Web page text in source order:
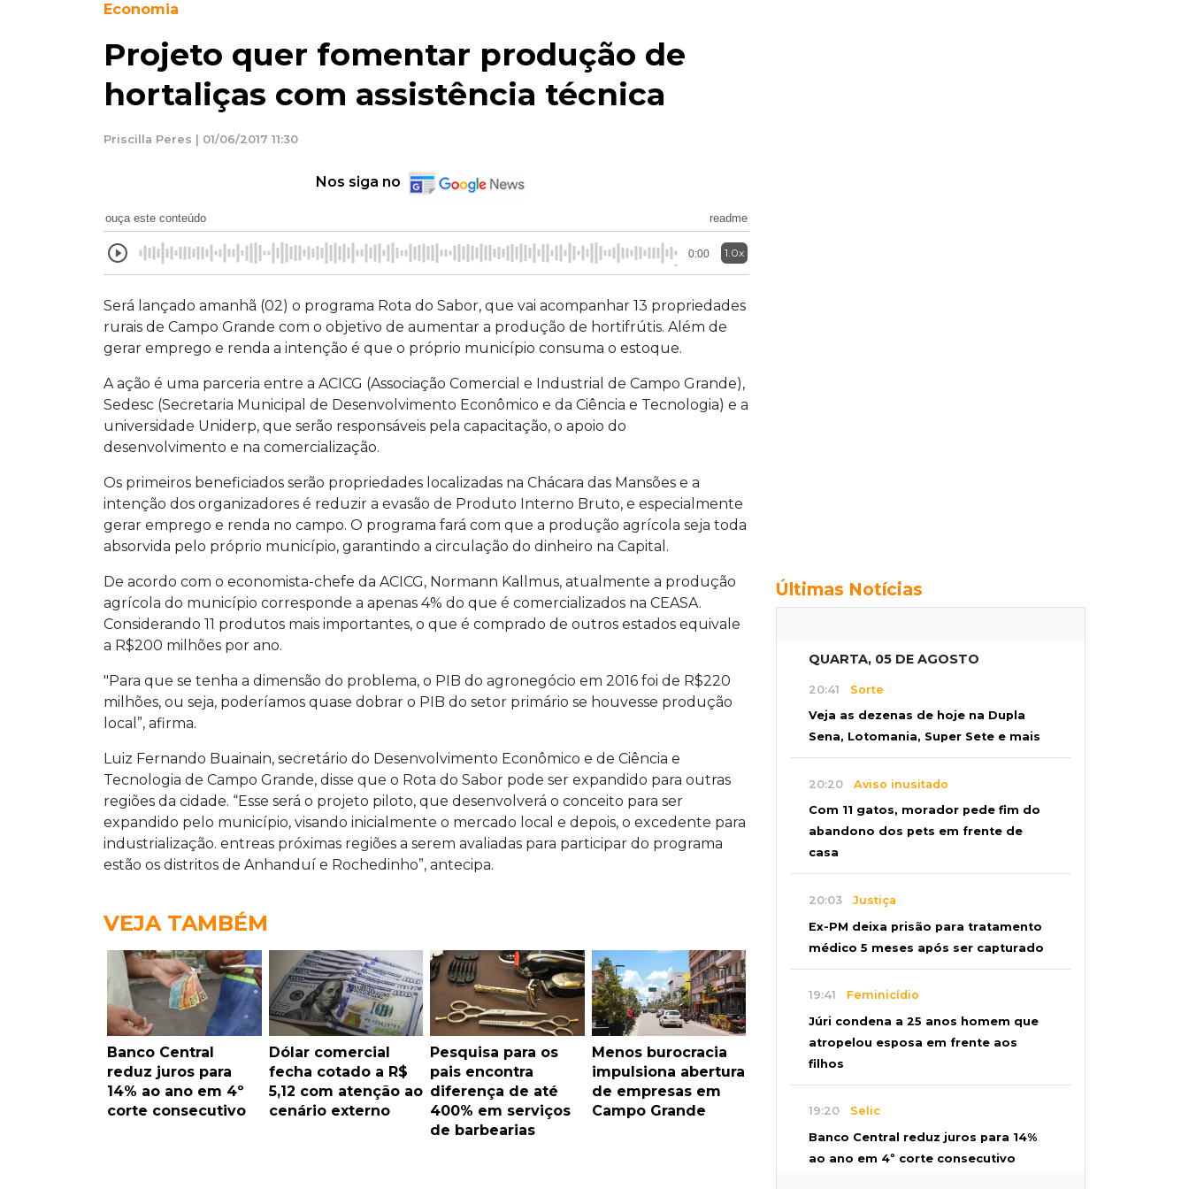
Economia
Projeto quer fomentar produção de
hortaliças com assistência técnica
Priscilla Peres | 01/06/2017 11:30
Nos siga no
ouça este conteúdo readme
0:00 1.0x
Será lançado amanhã (02) o programa Rota do Sabor, que vai acompanhar 13 propriedades
rurais de Campo Grande com o objetivo de aumentar a produção de hortifrútis. Além de
gerar emprego e renda a intenção é que o próprio município consuma o estoque.
A ação é uma parceria entre a ACICG (Associação Comercial e Industrial de Campo Grande),
Sedesc (Secretaria Municipal de Desenvolvimento Econômico e da Ciência e Tecnologia) e a
universidade Uniderp, que serão responsáveis pela capacitação, o apoio do
desenvolvimento e na comercialização.
Os primeiros beneficiados serão propriedades localizadas na Chácara das Mansões e a
intenção dos organizadores é reduzir a evasão de Produto Interno Bruto, e especialmente
gerar emprego e renda no campo. O programa fará com que a produção agrícola seja toda
absorvida pelo próprio município, garantindo a circulação do dinheiro na Capital.
De acordo com o economista-chefe da ACICG, Normann Kallmus, atualmente a produção
agrícola do município corresponde a apenas 4% do que é comercializados na CEASA.
Considerando 11 produtos mais importantes, o que é comprado de outros estados equivale
a R$200 milhões por ano.
"Para que se tenha a dimensão do problema, o PIB do agronegócio em 2016 foi de R$220
milhões, ou seja, poderíamos quase dobrar o PIB do setor primário se houvesse produção
local”, afirma.
​​Luiz Fernando Buainain, secretário do Desenvolvimento Econômico e de Ciência e
Tecnologia de Campo Grande, disse que o Rota do Sabor pode ser expandido para outras
regiões da cidade. “Esse será o projeto piloto, que desenvolverá o conceito para ser
expandido pelo município, visando inicialmente o mercado local e depois, o excedente para
industrialização.​ entreas próximas regiões a serem avaliadas para participar do programa
estão os distritos de Anhanduí e Rochedinho”, antecipa.
VEJA TAMBÉM
Banco Central
reduz juros para
14% ao ano em 4º
corte consecutivo
Dólar comercial
fecha cotado a R$
5,12 com atenção ao
cenário externo
Pesquisa para os
pais encontra
diferença de até
400% em serviços
de barbearias
Menos burocracia
impulsiona abertura
de empresas em
Campo Grande
Últimas Notícias
QUARTA, 05 DE AGOSTO
20:41 Sorte
Veja as dezenas de hoje na Dupla
Sena, Lotomania, Super Sete e mais
20:20 Aviso inusitado
Com 11 gatos, morador pede fim do
abandono dos pets em frente de
casa
20:03 Justiça
Ex-PM deixa prisão para tratamento
médico 5 meses após ser capturado
19:41 Feminicídio
Júri condena a 25 anos homem que
atropelou esposa em frente aos
filhos
19:20 Selic
Banco Central reduz juros para 14%
ao ano em 4º corte consecutivo